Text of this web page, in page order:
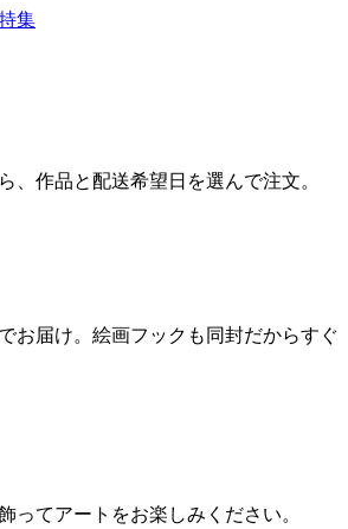
集
、作品と配送希望日を選んで注文。
お届け。絵画フックも同封だからすぐ
ってアートをお楽しみください。